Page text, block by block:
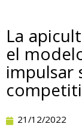
La
el
impulsar
21/12/2022